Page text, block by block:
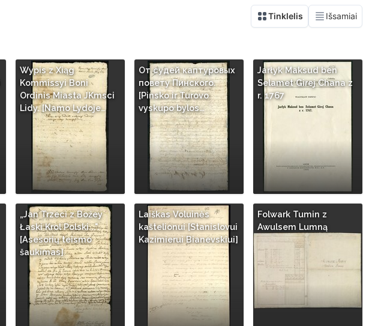
Wypis z Xiąg
Kommissyi Boni
Ordinis Miasta JKmsci
Lidy. [Namo Lydoje…
От судей каптуровых
повету Пинского.
[Pinsko ir Turovo
vyskupo bylos…
Jarłyk Maksud ben
Selamet Girej Chana z
r. 1767
„Jan Trzeci z Boźey
Łaski Krol Polski...".
[Asesorių teismo
šaukimas]
Laiškas Voluinės
kaštelionui [Stanislovui
Kazimierui Bianevskiui]
Folwark Tumin z
Awulsem Lumną